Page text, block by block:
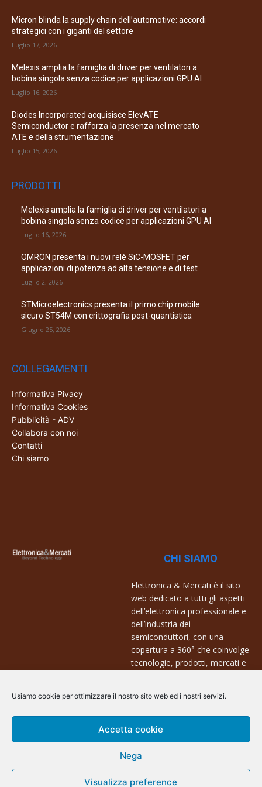
Usiamo cookie per ottimizzare il nostro sito web ed i nostri servizi.
Accetta cookie
Nega
Visualizza preference
Micron blinda la supply chain dell’automotive: accordi
strategici con i giganti del settore
Luglio 17, 2026
Melexis amplia la famiglia di driver per ventilatori a
bobina singola senza codice per applicazioni GPU AI
Luglio 16, 2026
Diodes Incorporated acquisisce ElevATE
Semiconductor e rafforza la presenza nel mercato
ATE e della strumentazione
Luglio 15, 2026
PRODOTTI
Melexis amplia la famiglia di driver per ventilatori a
bobina singola senza codice per applicazioni GPU AI
Luglio 16, 2026
OMRON presenta i nuovi relè SiC-MOSFET per
applicazioni di potenza ad alta tensione e di test
Luglio 2, 2026
STMicroelectronics presenta il primo chip mobile
sicuro ST54M con crittografia post-quantistica
Giugno 25, 2026
COLLEGAMENTI
Informativa Pivacy
Informativa Cookies
Pubblicità - ADV
Collabora con noi
Contatti
Chi siamo
CHI SIAMO
Elettronica & Mercati è il sito
web dedicato a tutti gli aspetti
dell’elettronica professionale e
dell’industria dei
semiconduttori, con una
copertura a 360° che coinvolge
tecnologie, prodotti, mercati e
Contatti:
info@arscommunication.it
@ArsCommunication 2023